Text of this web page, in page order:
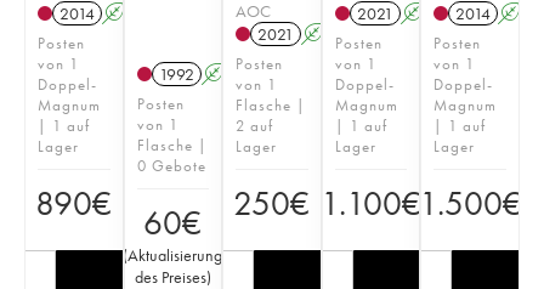
2014 A
Posten
von 1
Doppel-
Magnum
| 1 auf
Lager
890€
1992 A
Posten
von 1
Flasche |
0 Gebote
60€
(Aktualisierung
des Preises)
AOC
2021
A T
Posten
von 1
Flasche |
2 auf
Lager
250€
2021 A T
Posten
von 1
Doppel-
Magnum
| 1 auf
Lager
1.100€
2014 A
Posten
von 1
Doppel-
Magnum
| 1 auf
Lager
1.500€